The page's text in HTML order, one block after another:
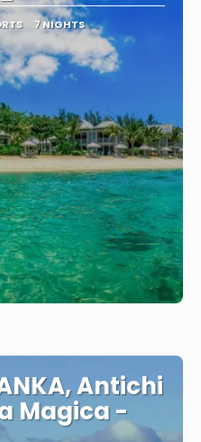
7 NIGHTS
Antichi
Magica -